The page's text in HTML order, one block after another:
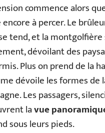
commence alors
à percer. Le
tend, et la montgolfière
dévoilant des
Plus on prend de la
dévoile les formes de
Les passagers,
lavue
sous leurs pieds.